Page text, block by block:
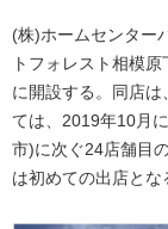
(株)ホームセンター
トフォレスト相模
に開設する。同店
ては、2019年10月
市)に次ぐ24店舗目
は初めての出店とな